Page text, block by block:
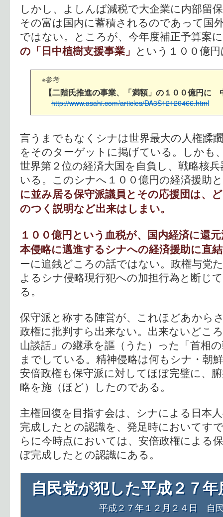
しかし、よしんば減税で大企業に内部留
その富は国内に蓄積されるのであって国
ではない。ところが、今年度補正予算案
の「日中植樹支援事業」 という１００億
※参考
【二階氏推進の事業、「満額」の１００億円に
http://www.asahi.com/articles/DA3S12120466.html
言うまでもなくシナは世界最大の人権蹂
をそのターゲットに掲げている。しかも
世界第２位の経済大国を自負し、戦略核
いる。このシナへ１００億円の経済援
に並み居る保守派議員とその応援団は、
のつく説明など出来はしまい。
１００億円という血税が、国内経済に還
本侵略に邁進するシナへの経済援助に直
ーに追銭どころの話ではない。政権与党
よるシナ侵略現行犯への加担行為と断じ
る。
保守派と称する陣営が、これほどあから
政権に批判すら出来ない。出来ないどこ
山談話」の継承を謳（うた）った「首相
までしている。精神侵略は何もシナ・朝
安倍政権も保守派に対してほぼ完璧に、
略を施（ほど）したのである。
主権回復を目指す会は、シナによる日本
完成したとの認識を、発足時においてす
らに今時点においては、安倍政権による
ぼ完成したとの認識にある。
自民党が犯した平成２７
平成２７年１２月２４日 自